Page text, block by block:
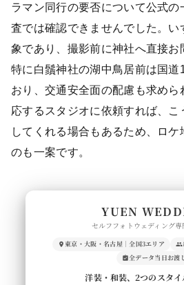
ラマン同行の要否について公式の
査では確認できませんでした。
象であり、撮影前に神社へ直接お
特に白鬚神社の湖中鳥居前は国道
おり、交通安全面の配慮も求め
応するスタジオに依頼すれば、
してくれる場合もあるため、ロ
のも一案です。
YUEN
セルフフォトウェディング
東京・大阪・名古屋｜全国3エリア
全データ当日お渡
洋装・和装、2つのスタイ